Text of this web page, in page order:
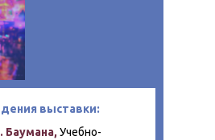
Баумана, Учебно-
выставки: